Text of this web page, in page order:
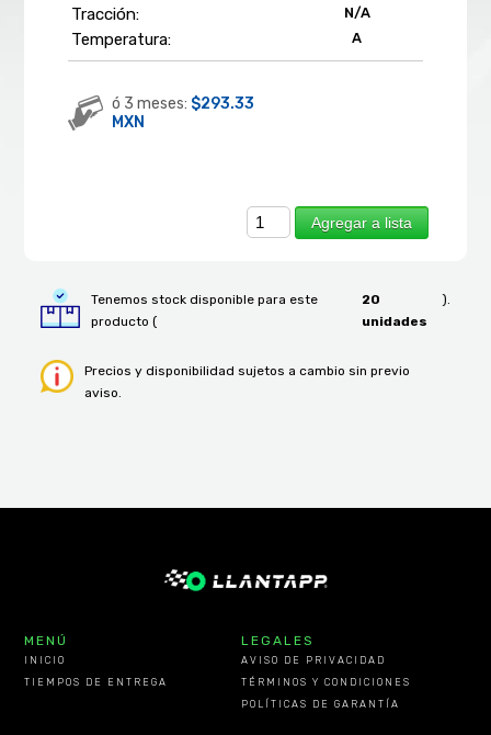
Tracción: N/A
Temperatura: A
ó 3 meses: $293.33
MXN
Agregar a lista
Tenemos stock disponible para este
producto (
20
unidades
).
Precios y disponibilidad sujetos a cambio sin previo
aviso.
MENÚ
INICIO
TIEMPOS DE ENTREGA
LEGALES
AVISO DE PRIVACIDAD
TÉRMINOS Y CONDICIONES
POLÍTICAS DE GARANTÍA